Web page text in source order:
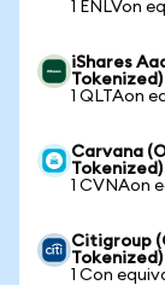
1 ENLVon
iShares
1 QLTAon
Carvana
Tokenized)
1 CVNAon
Citigroup
Tokenized)
1 Con